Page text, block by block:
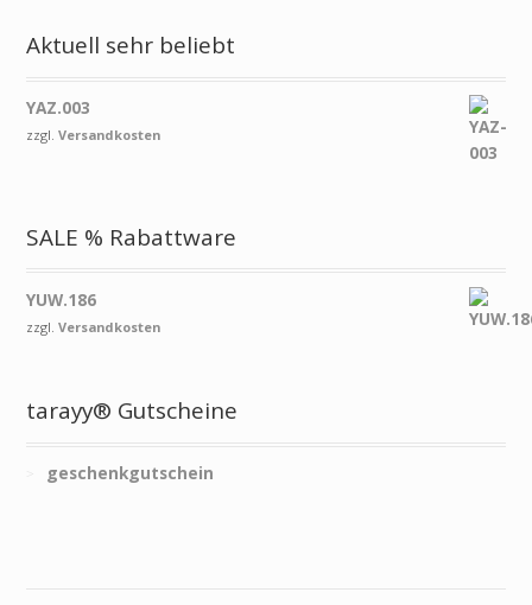
Aktuell sehr beliebt
YAZ.003
zzgl.Versandkosten
SALE % Rabattware
YUW.186
zzgl.Versandkosten
tarayy® Gutscheine
geschenkgutschein